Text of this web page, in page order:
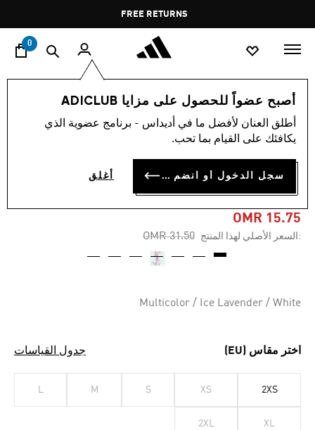
Pause
promotion
rotation
FREE RETURNS
0
أصبح عضواً للحصول على مزايا ADICLUB
أطلق العنان لأفضل ما في أديداس - برنامج عضوية الذي
يكافئك على القيام بما تحب.
سجل الدخول أو انضم الآن أغلق
النساء ملابس
-50%
بنطال TIRO CUT 3-STRIPES
MESH WIDE-LEG
OMR 15.75
:السعر الأصلي لهذا المنتج Price reduced from
OMR 31.50
to
Multicolor / Ice Lavender / White
اختر مقاس (EU) جدول القياسات
2XS
XS
S
M
L
XL
2XL